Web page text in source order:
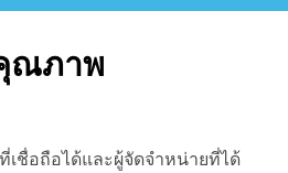
ณภาพ
ชื่อถือได้และผู้จัดจำหน่ายที่ได้